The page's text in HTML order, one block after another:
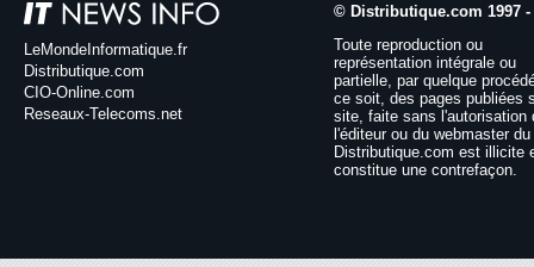
LeMondeInformatique.fr
Distributique.com
CIO-Online.com
Reseaux-Telecoms.net
© Distributique.com 1997 -
Toute reproduction ou
représentation intégrale ou
partielle, par quelque
ce soit, des pages publiées
site, faite sans l'autorisation
l'éditeur ou du webmaster
Distributique.com est illicite
constitue une contrefaçon.